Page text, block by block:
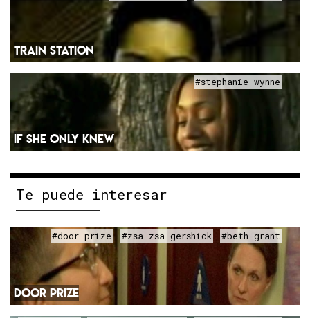
TRAIN STATION
#stephanie wynne
IF SHE ONLY KNEW
Te puede interesar
#door prize #zsa zsa gershick #beth grant
DOOR PRIZE